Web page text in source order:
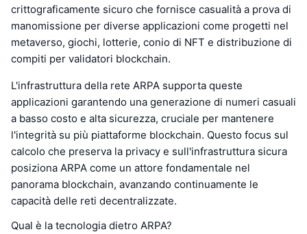
crittograficamente sicuro che fornisce casualità a prova di
manomissione per diverse applicazioni come progetti nel
metaverso, giochi, lotterie, conio di NFT e distribuzione di
compiti per validatori blockchain.
L'infrastruttura della rete ARPA supporta queste
applicazioni garantendo una generazione di numeri casuali
a basso costo e alta sicurezza, cruciale per mantenere
l'integrità su più piattaforme blockchain. Questo focus sul
calcolo che preserva la privacy e sull'infrastruttura sicura
posiziona ARPA come un attore fondamentale nel
panorama blockchain, avanzando continuamente le
capacità delle reti decentralizzate.
Qual è la tecnologia dietro ARPA?